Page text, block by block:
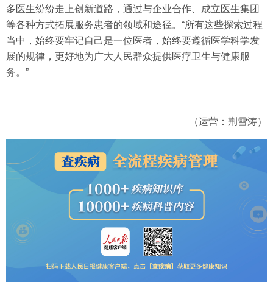
多医生纷纷走上创新道路，通过与企业合作、成立医生集团
等各种方式拓展服务患者的领域和途径。“所有这些探索过程
当中，始终要牢记自己是一位医者，始终要遵循医学科学发
展的规律，更好地为广大人民群众提供医疗卫生与健康服
务。”
（运营：荆雪涛）